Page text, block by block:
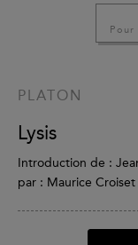
Pour
PLATON
Lysis
Introduction de :
par : Maurice Croiset